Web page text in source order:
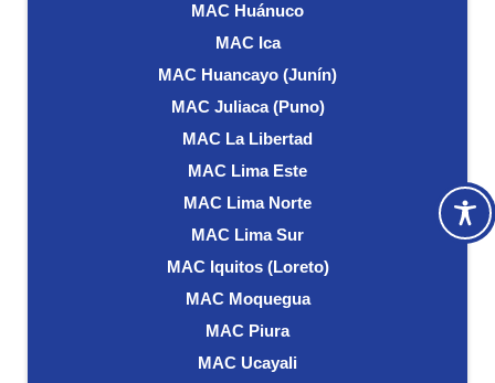
MAC Huánuco
MAC Ica
MAC Huancayo (Junín)
MAC Juliaca (Puno)
MAC La Libertad
MAC Lima Este
MAC Lima Norte
MAC Lima Sur
MAC Iquitos (Loreto)
MAC Moquegua
MAC Piura
MAC Ucayali